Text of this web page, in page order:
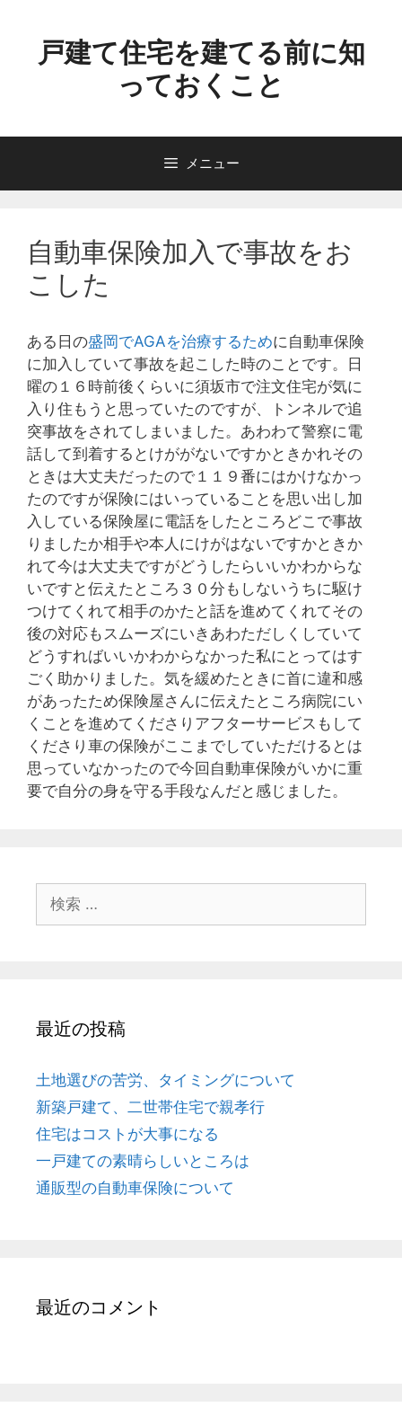
ッ
戸建て住宅を建てる前に知
っておくこと
メニュー
自動車保険加入で事故をお
こした
ある日の盛岡でAGAを治療するために自動車保険
に加入していて事故を起こした時のことです。日
曜の１６時前後くらいに須坂市で注文住宅が気に
入り住もうと思っていたのですが、トンネルで追
突事故をされてしまいました。あわわて警察に電
話して到着するとけががないですかときかれその
ときは大丈夫だったので１１９番にはかけなかっ
たのですが保険にはいっていることを思い出し加
入している保険屋に電話をしたところどこで事故
りましたか相手や本人にけがはないですかときか
れて今は大丈夫ですがどうしたらいいかわからな
いですと伝えたところ３０分もしないうちに駆け
つけてくれて相手のかたと話を進めてくれてその
後の対応もスムーズにいきあわただしくしていて
どうすればいいかわからなかった私にとってはす
ごく助かりました。気を緩めたときに首に違和感
があったため保険屋さんに伝えたところ病院にい
くことを進めてくださりアフターサービスもして
くださり車の保険がここまでしていただけるとは
思っていなかったので今回自動車保険がいかに重
要で自分の身を守る手段なんだと感じました。
最近の投稿
土地選びの苦労、タイミングについて
新築戸建て、二世帯住宅で親孝行
住宅はコストが大事になる
一戸建ての素晴らしいところは
通販型の自動車保険について
最近のコメント